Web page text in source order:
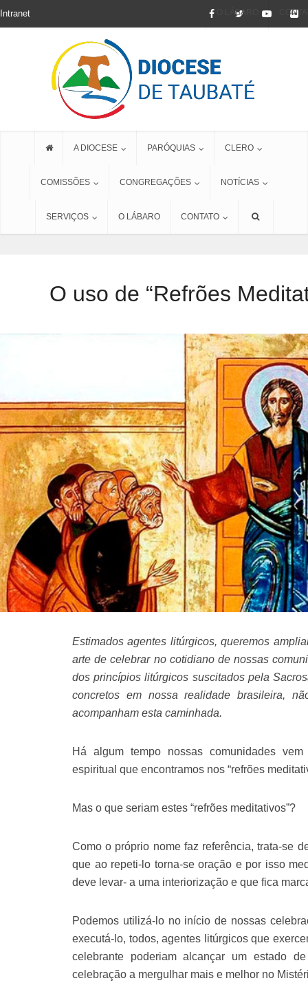
O LÁBARO
Intranet
A DIOCESE PARÓQUIAS CLERO
COMISSÕES CONGREGAÇÕES NOTÍCIAS
SERVIÇOS O LÁBARO CONTATO
O uso de “Refrões
Estimados agentes litúrgicos, queremos
arte de celebrar no cotidiano de nossas
dos princípios litúrgicos suscitados pela
concretos em nossa realidade brasileira,
acompanham esta caminhada.
Há algum tempo nossas comunidades
espiritual que encontramos nos “refrões
Mas o que seriam estes “refrões meditativos”?
Como o próprio nome faz referência, trata-se
que ao repeti-lo torna-se oração e por isso
deve levar- a uma interiorização e que fica
Podemos utilizá-lo no início de nossas
executá-lo, todos, agentes litúrgicos que
celebrante poderiam alcançar um estado
celebração a mergulhar mais e melhor no